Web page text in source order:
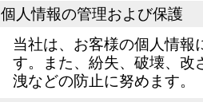
個人情報の管理および保護
当社は、お客様の個人情報
す。また、紛失、破壊、改
洩などの防止に努めます。